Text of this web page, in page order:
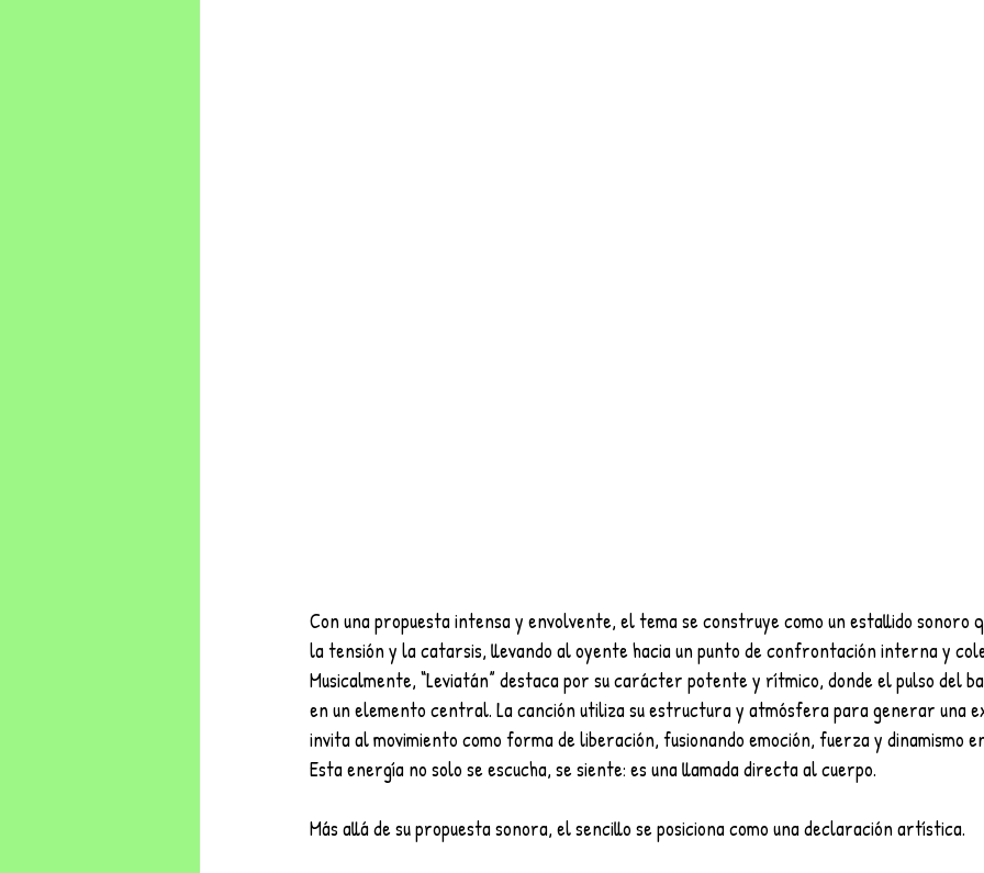
Con una propuesta intensa y envolvente, el tema se construye como un estallido
la tensión y la catarsis, llevando al oyente hacia un punto de confrontación interna y
Musicalmente, “Leviatán” destaca por su carácter potente y rítmico, donde el pulso del
en un elemento central. La canción utiliza su estructura y atmósfera para generar una
invita al movimiento como forma de liberación, fusionando emoción, fuerza y dinamismo
Esta energía no solo se escucha, se siente: es una llamada directa al cuerpo.
Más allá de su propuesta sonora, el sencillo se posiciona como una declaración artística.